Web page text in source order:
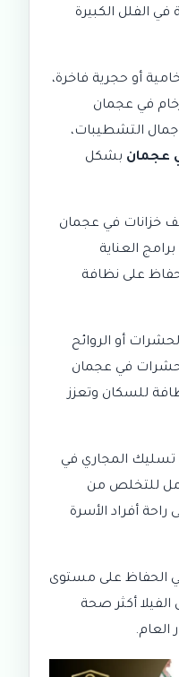
الفلل الكبيرة
أو حجرية فاخرة،
في عجمان
جمال التشطيبات،
عجمان بشكل
خزانات في عجمان
العناية
على نظافة
أو الروائح
في عجمان
للسكان وتعزز
تسليك المجاري في
للتخلص من
راحة أفراد الأسرة
الحفاظ على مستوى
أكثر صحة
العام.